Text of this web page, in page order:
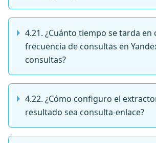
4.21. ¿Cuánto tiempo se tarda
frecuencia de consultas en
consultas?
4.22. ¿Cómo configuro el
resultado sea consulta-enlace?